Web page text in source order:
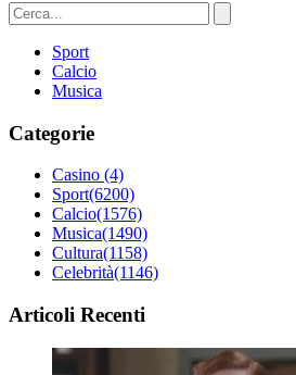
Sport
Calcio
Musica
Categorie
Casino (4)
Sport(6200)
Calcio(1576)
Musica(1490)
Cultura(1158)
Celebrità(1146)
Articoli Recenti